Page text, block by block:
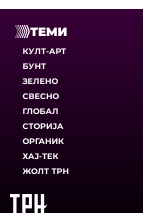
ТЕМИ
КУЛТ-АРТ
БУНТ
ЗЕЛЕНО
СВЕСНО
ГЛОБАЛ
СТОРИЈА
ОРГАНИК
ХАЈ-ТЕК
ЖОЛТ ТРН